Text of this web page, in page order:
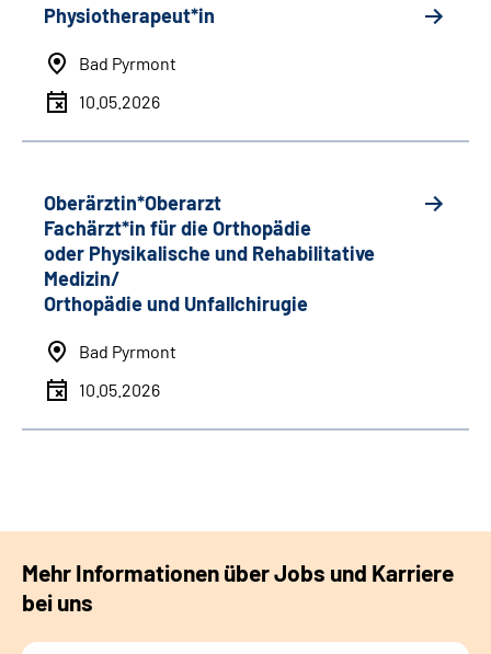
Physiotherapeut*in
Bad Pyrmont
10.05.2026
Oberärztin*Oberarzt
Fachärzt*in für die Orthopädie
oder Physikalische und Rehabilitative
Medizin/
Orthopädie und Unfallchirugie
Bad Pyrmont
10.05.2026
Mehr Informationen über Jobs und Karriere
bei uns